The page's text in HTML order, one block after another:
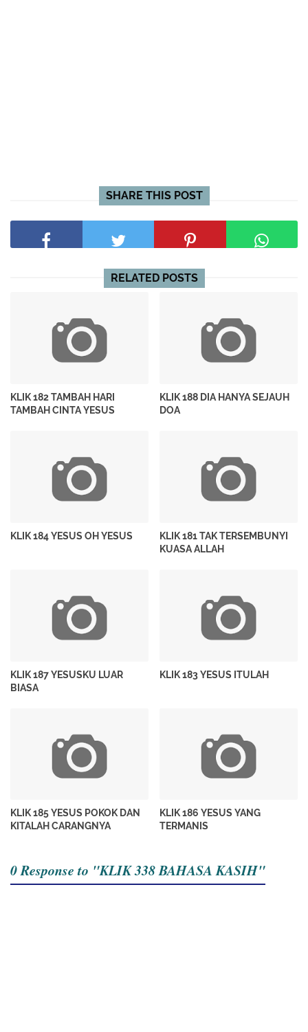
SHARE THIS POST
RELATED POSTS
KLIK 182 TAMBAH HARI
TAMBAH CINTA YESUS
KLIK 188 DIA HANYA SEJAUH
DOA
KLIK 184 YESUS OH YESUS
KLIK 181 TAK TERSEMBUNYI
KUASA ALLAH
KLIK 187 YESUSKU LUAR
BIASA
KLIK 183 YESUS ITULAH
KLIK 185 YESUS POKOK DAN
KITALAH CARANGNYA
KLIK 186 YESUS YANG
TERMANIS
0 Response to "KLIK 338 BAHASA KASIH"